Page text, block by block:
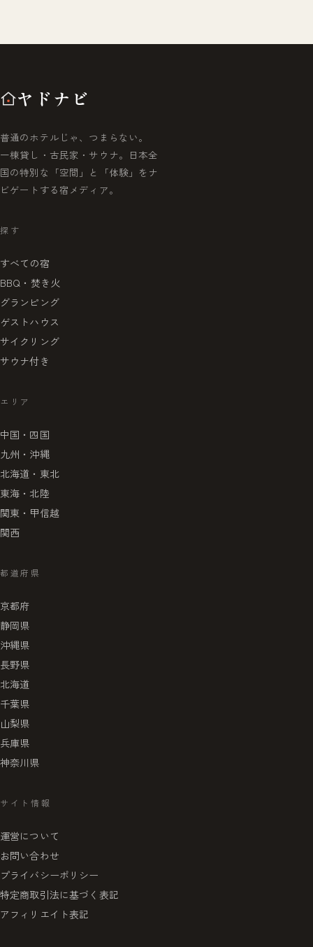
ヤドナビ
普通のホテルじゃ、つまらない。
一棟貸し・古民家・サウナ。日本全
国の特別な「空間」と「体験」をナ
ビゲートする宿メディア。
探す
すべての宿
BBQ・焚き火
グランピング
ゲストハウス
サイクリング
サウナ付き
エリア
中国・四国
九州・沖縄
北海道・東北
東海・北陸
関東・甲信越
関西
都道府県
京都府
静岡県
沖縄県
長野県
北海道
千葉県
山梨県
兵庫県
神奈川県
サイト情報
運営について
お問い合わせ
プライバシーポリシー
特定商取引法に基づく表記
アフィリエイト表記